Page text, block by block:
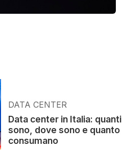
DATA CENTER
Data center in Italia: quanti
sono, dove sono e quanto
consumano